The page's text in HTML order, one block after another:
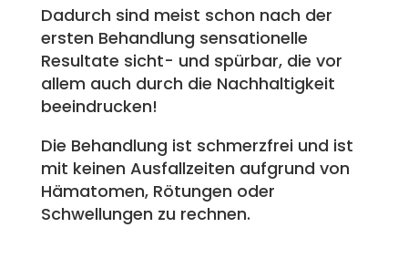
Dadurch sind meist schon nach der
ersten Behandlung sensationelle
Resultate sicht- und spürbar, die vor
allem auch durch die Nachhaltigkeit
beeindrucken!
Die Behandlung ist schmerzfrei und ist
mit keinen Ausfallzeiten aufgrund von
Hämatomen, Rötungen oder
Schwellungen zu rechnen.